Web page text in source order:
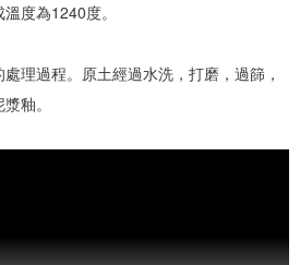
度為1240度。
理過程。原土經過水洗，打磨，過篩，
釉。